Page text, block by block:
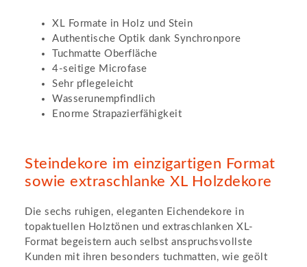
XL Formate in Holz und Stein
Authentische Optik dank Synchronpore
Tuchmatte Oberfläche
4-seitige Microfase
Sehr pflegeleicht
Wasserunempfindlich
Enorme Strapazierfähigkeit
Steindekore im einzigartigen Format
sowie extraschlanke XL Holzdekore
Die sechs ruhigen, eleganten Eichendekore in
topaktuellen Holztönen und extraschlanken XL-
Format begeistern auch selbst anspruchsvollste
Kunden mit ihren besonders tuchmatten, wie geölt